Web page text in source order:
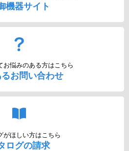
機器サイト
お悩みのある方はこちら
るお問い合わせ
がほしい方はこちら
ログの請求